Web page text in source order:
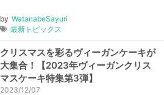
by WatanabeSayuri
最新トピックス
クリスマスを彩るヴィーガンケーキが
大集合！【2023年ヴィーガンクリス
マスケーキ特集第3弾】
2023/12/07